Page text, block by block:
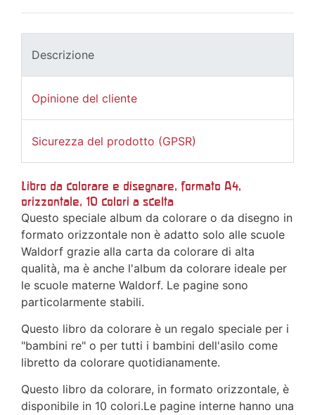
Descrizione
Opinione del cliente
Sicurezza del prodotto (GPSR)
Libro da colorare e disegnare, formato A4,
orizzontale, 10 colori a scelta
Questo speciale album da colorare o da disegno in
formato orizzontale non è adatto solo alle scuole
Waldorf grazie alla carta da colorare di alta
qualità, ma è anche l'album da colorare ideale per
le scuole materne Waldorf. Le pagine sono
particolarmente stabili.
Questo libro da colorare è un regalo speciale per i
"bambini re" o per tutti i bambini dell'asilo come
libretto da colorare quotidianamente.
Questo libro da colorare, in formato orizzontale, è
disponibile in 10 colori.Le pagine interne hanno una